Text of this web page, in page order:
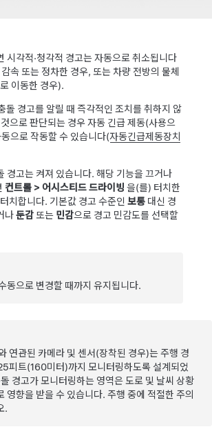
시각적·청각적 경고는 자동으로 취소됩니다
속 또는 정차한 경우, 또는 차량 전방의 물체
이동한 경우).
돌 경고를 알릴 때 즉각적인 조치를 취하지 않
으로 판단되는 경우 자동 긴급 제동(사용으
으로 작동할 수 있습니다(자동긴급제동장치
경고는 켜져 있습니다. 해당 기능을 끄거나
컨트롤 > 어시스티드 드라이빙 을(를) 터치한
치합니다. 기본값 경고 수준인 보통 대신 경
나둔감 또는 민감으로 경고 민감도를 선택할
동으로 변경할 때까지 유지됩니다.
연관된 카메라 및 센서(장착된 경우)는 주행 경
피트(160미터)까지 모니터링하도록 설계되었
경고가 모니터링하는 영역은 도로 및 날씨 상황
영향을 받을 수 있습니다. 주행 중에 적절한 주의
.